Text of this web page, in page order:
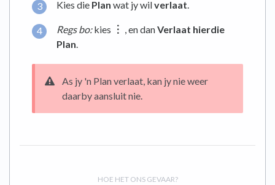
Kies die Plan wat jy wilverlaat.
Regs bo:kies ︙ , en danVerlaat hierdie
Plan
As jy 'n Plan verlaat, kan jy nie weer
daarby aansluit nie.
HOE HET ONS GEVAAR?